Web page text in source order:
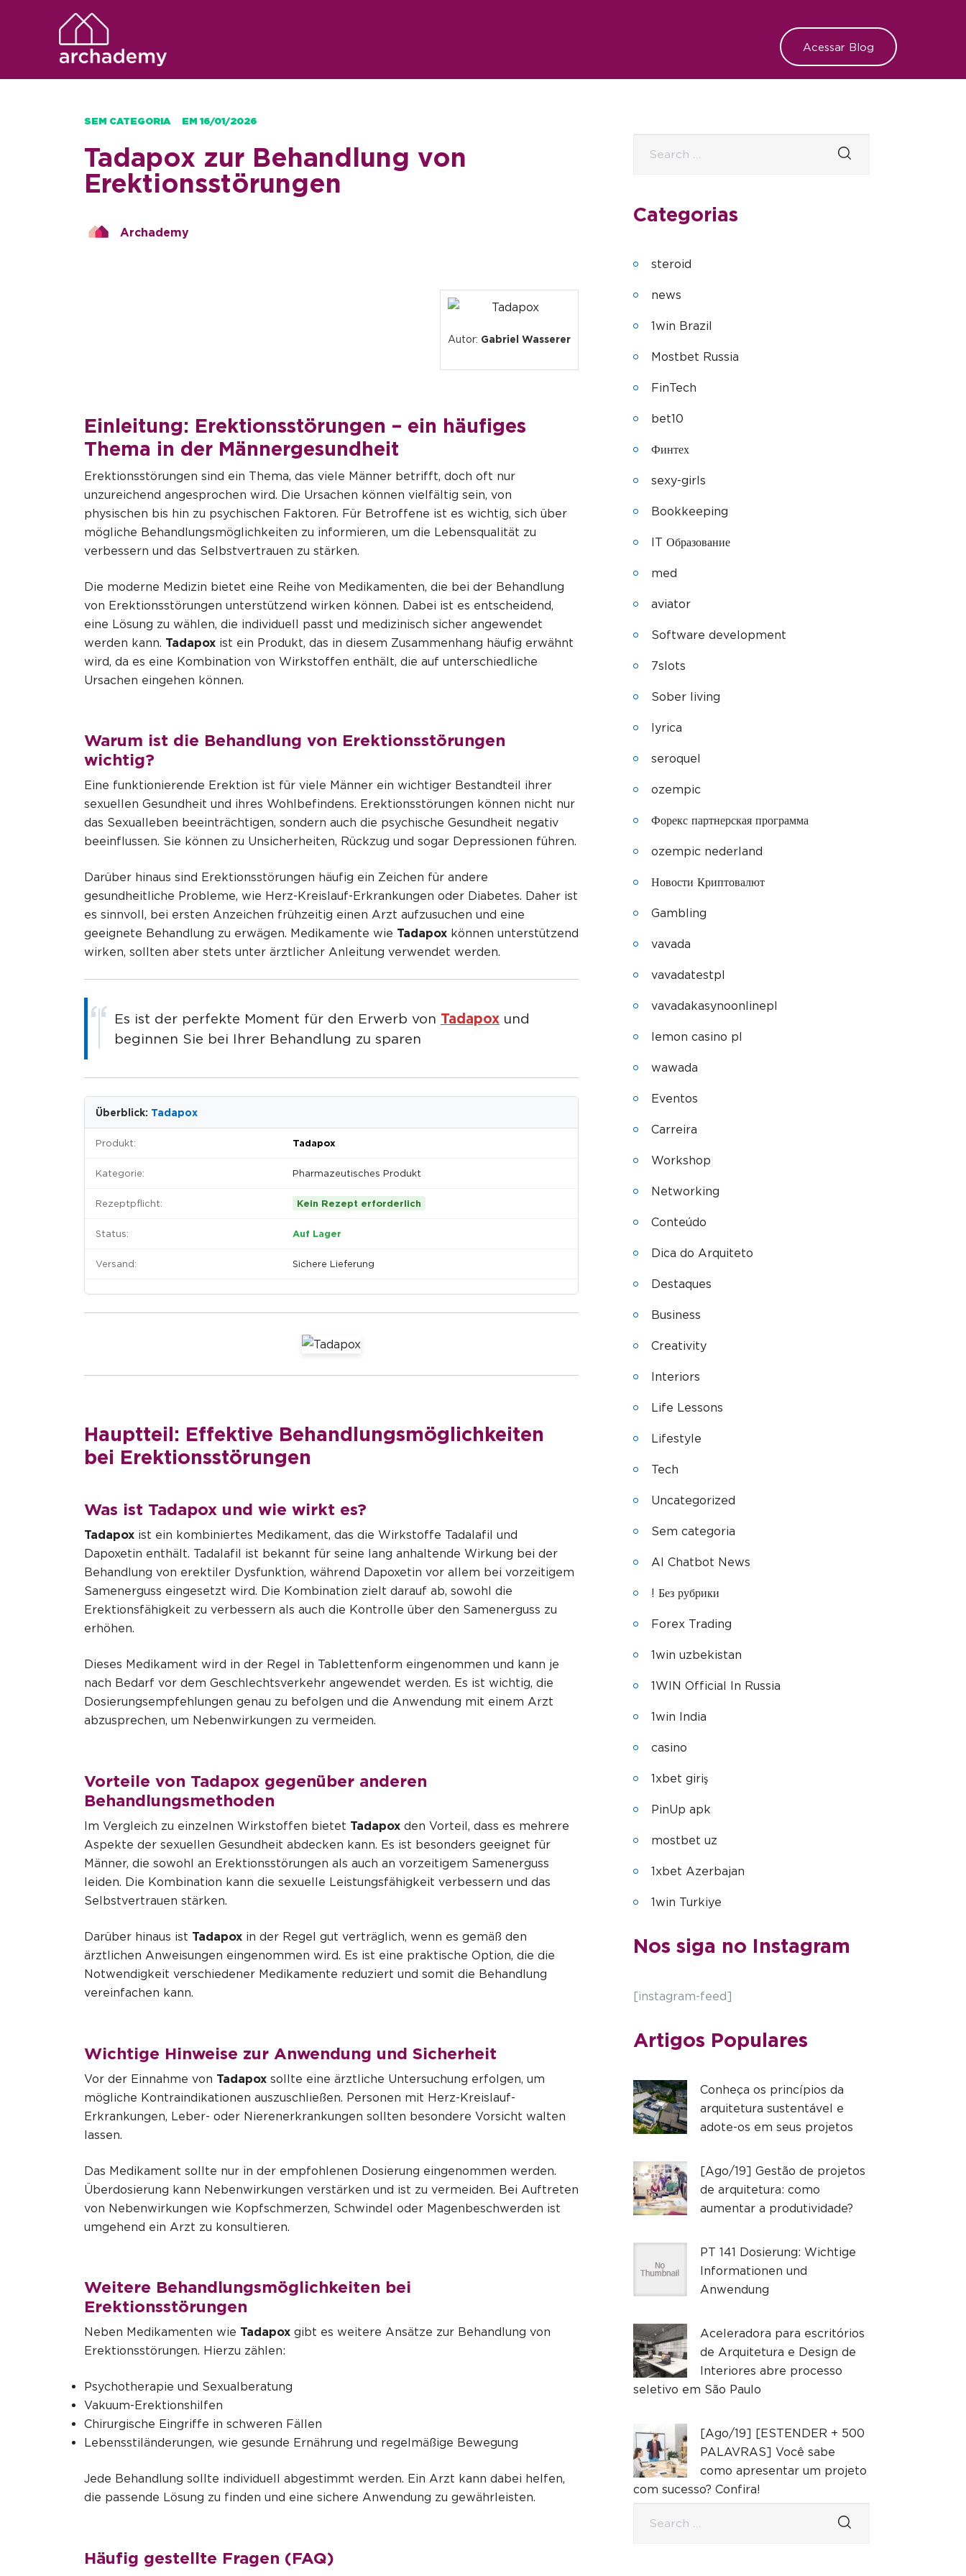
Acessar Blog
SEM CATEGORIA EM 16/01/2026
Tadapox zur Behandlung von
Erektionsstörungen
Archademy
Autor: Gabriel Wasserer
Einleitung: Erektionsstörungen – ein häufiges
Thema in der Männergesundheit
Erektionsstörungen sind ein Thema, das viele Männer betrifft, doch oft nur
unzureichend angesprochen wird. Die Ursachen können vielfältig sein, von
physischen bis hin zu psychischen Faktoren. Für Betroffene ist es wichtig, sich über
mögliche Behandlungsmöglichkeiten zu informieren, um die Lebensqualität zu
verbessern und das Selbstvertrauen zu stärken.
Die moderne Medizin bietet eine Reihe von Medikamenten, die bei der Behandlung
von Erektionsstörungen unterstützend wirken können. Dabei ist es entscheidend,
eine Lösung zu wählen, die individuell passt und medizinisch sicher angewendet
werden kann. Tadapox ist ein Produkt, das in diesem Zusammenhang häufig erwähnt
wird, da es eine Kombination von Wirkstoffen enthält, die auf unterschiedliche
Ursachen eingehen können.
Warum ist die Behandlung von Erektionsstörungen
wichtig?
Eine funktionierende Erektion ist für viele Männer ein wichtiger Bestandteil ihrer
sexuellen Gesundheit und ihres Wohlbefindens. Erektionsstörungen können nicht nur
das Sexualleben beeinträchtigen, sondern auch die psychische Gesundheit negativ
beeinflussen. Sie können zu Unsicherheiten, Rückzug und sogar Depressionen führen.
Darüber hinaus sind Erektionsstörungen häufig ein Zeichen für andere
gesundheitliche Probleme, wie Herz-Kreislauf-Erkrankungen oder Diabetes. Daher ist
es sinnvoll, bei ersten Anzeichen frühzeitig einen Arzt aufzusuchen und eine
geeignete Behandlung zu erwägen. Medikamente wie Tadapox können unterstützend
wirken, sollten aber stets unter ärztlicher Anleitung verwendet werden.
Es ist der perfekte Moment für den Erwerb von Tadapox und
beginnen Sie bei Ihrer Behandlung zu sparen
Überblick: Tadapox
Produkt: Tadapox
Kategorie: Pharmazeutisches Produkt
Rezeptpflicht: Kein Rezept erforderlich
Status: Auf Lager
Versand: Sichere Lieferung
Hauptteil: Effektive Behandlungsmöglichkeiten
bei Erektionsstörungen
Was ist Tadapox und wie wirkt es?
Tadapox ist ein kombiniertes Medikament, das die Wirkstoffe Tadalafil und
Dapoxetin enthält. Tadalafil ist bekannt für seine lang anhaltende Wirkung bei der
Behandlung von erektiler Dysfunktion, während Dapoxetin vor allem bei vorzeitigem
Samenerguss eingesetzt wird. Die Kombination zielt darauf ab, sowohl die
Erektionsfähigkeit zu verbessern als auch die Kontrolle über den Samenerguss zu
erhöhen.
Dieses Medikament wird in der Regel in Tablettenform eingenommen und kann je
nach Bedarf vor dem Geschlechtsverkehr angewendet werden. Es ist wichtig, die
Dosierungsempfehlungen genau zu befolgen und die Anwendung mit einem Arzt
abzusprechen, um Nebenwirkungen zu vermeiden.
Vorteile von Tadapox gegenüber anderen
Behandlungsmethoden
Im Vergleich zu einzelnen Wirkstoffen bietet Tadapox den Vorteil, dass es mehrere
Aspekte der sexuellen Gesundheit abdecken kann. Es ist besonders geeignet für
Männer, die sowohl an Erektionsstörungen als auch an vorzeitigem Samenerguss
leiden. Die Kombination kann die sexuelle Leistungsfähigkeit verbessern und das
Selbstvertrauen stärken.
Darüber hinaus ist Tadapox in der Regel gut verträglich, wenn es gemäß den
ärztlichen Anweisungen eingenommen wird. Es ist eine praktische Option, die die
Notwendigkeit verschiedener Medikamente reduziert und somit die Behandlung
vereinfachen kann.
Wichtige Hinweise zur Anwendung und Sicherheit
Vor der Einnahme von Tadapox sollte eine ärztliche Untersuchung erfolgen, um
mögliche Kontraindikationen auszuschließen. Personen mit Herz-Kreislauf-
Erkrankungen, Leber- oder Nierenerkrankungen sollten besondere Vorsicht walten
lassen.
Das Medikament sollte nur in der empfohlenen Dosierung eingenommen werden.
Überdosierung kann Nebenwirkungen verstärken und ist zu vermeiden. Bei Auftreten
von Nebenwirkungen wie Kopfschmerzen, Schwindel oder Magenbeschwerden ist
umgehend ein Arzt zu konsultieren.
Weitere Behandlungsmöglichkeiten bei
Erektionsstörungen
Neben Medikamenten wie Tadapox gibt es weitere Ansätze zur Behandlung von
Erektionsstörungen. Hierzu zählen:
Psychotherapie und Sexualberatung
Vakuum-Erektionshilfen
Chirurgische Eingriffe in schweren Fällen
Lebensstiländerungen, wie gesunde Ernährung und regelmäßige Bewegung
Jede Behandlung sollte individuell abgestimmt werden. Ein Arzt kann dabei helfen,
die passende Lösung zu finden und eine sichere Anwendung zu gewährleisten.
Häufig gestellte Fragen (FAQ)
Categorias
steroid
news
1win Brazil
Mostbet Russia
FinTech
bet10
Финтех
sexy-girls
Bookkeeping
IT Образование
med
aviator
Software development
7slots
Sober living
lyrica
seroquel
ozempic
Форекс партнерская программа
ozempic nederland
Новости Криптовалют
Gambling
vavada
vavadatestpl
vavadakasynoonlinepl
lemon casino pl
wawada
Eventos
Carreira
Workshop
Networking
Conteúdo
Dica do Arquiteto
Destaques
Business
Creativity
Interiors
Life Lessons
Lifestyle
Tech
Uncategorized
Sem categoria
AI Chatbot News
! Без рубрики
Forex Trading
1win uzbekistan
1WIN Official In Russia
1win India
casino
1xbet giriş
PinUp apk
mostbet uz
1xbet Azerbajan
1win Turkiye
Nos siga no Instagram
[instagram-feed]
Artigos Populares
Conheça os princípios da
arquitetura sustentável e
adote-os em seus projetos
[Ago/19] Gestão de projetos
de arquitetura: como
aumentar a produtividade?
PT 141 Dosierung: Wichtige
Informationen und
Anwendung
Aceleradora para escritórios
de Arquitetura e Design de
Interiores abre processo
seletivo em São Paulo
[Ago/19] [ESTENDER + 500
PALAVRAS] Você sabe
como apresentar um projeto
com sucesso? Confira!